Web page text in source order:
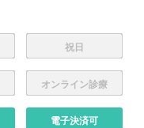
祝日
オンライン診療
電子決済可